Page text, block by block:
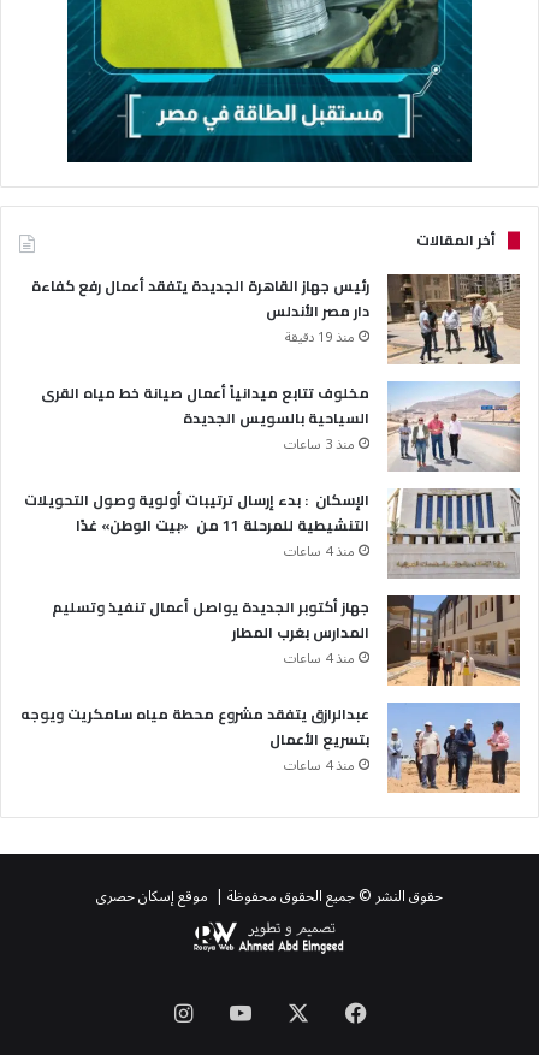
أخر المقالات
رئيس جهاز القاهرة الجديدة يتفقد أعمال رفع كفاءة
دار مصر الأندلس
منذ 19 دقيقة
مخلوف تتابع ميدانياً أعمال صيانة خط مياه القرى
السياحية بالسويس الجديدة
منذ 3 ساعات
الإسكان : بدء إرسال ترتيبات أولوية وصول التحويلات
التنشيطية للمرحلة 11 من «بيت الوطن» غدًا
منذ 4 ساعات
جهاز أكتوبر الجديدة يواصل أعمال تنفيذ وتسليم
المدارس بغرب المطار
منذ 4 ساعات
عبدالرازق يتفقد مشروع محطة مياه سامكريت ويوجه
بتسريع الأعمال
منذ 4 ساعات
حقوق النشر © جميع الحقوق محفوظة | موقع إسكان حصرى
فيسبوك ‫YouTube